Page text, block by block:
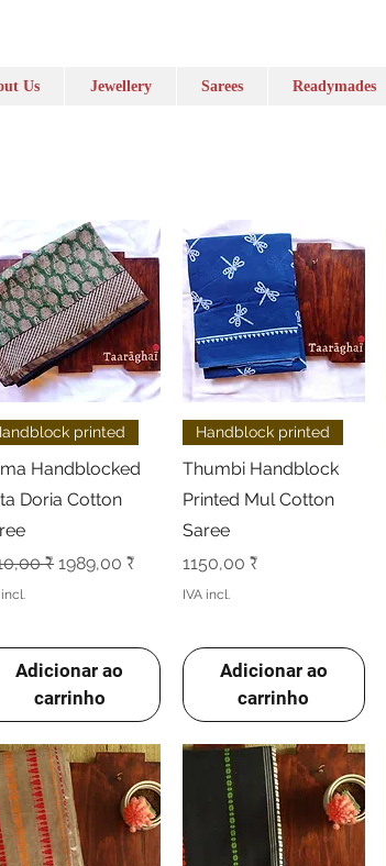
Us Jewellery Sarees Readymades
Visualização rápida
printed
Handblocked
Doria Cotton
normal
₹ Preço promocional
1989,00 ₹
Adicionar ao
carrinho
Visualização rápida
Handblock printed
Thumbi Handblock
Printed Mul Cotton
Saree
Preço
1150,00 ₹
IVA incl.
Adicionar ao
carrinho